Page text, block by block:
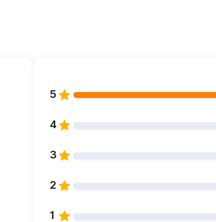
zjeżdżania i huśtania – aktywności, które
i bawi w bezpiecznej, przemyślanej przestrzeni.
5
4
3
2
1